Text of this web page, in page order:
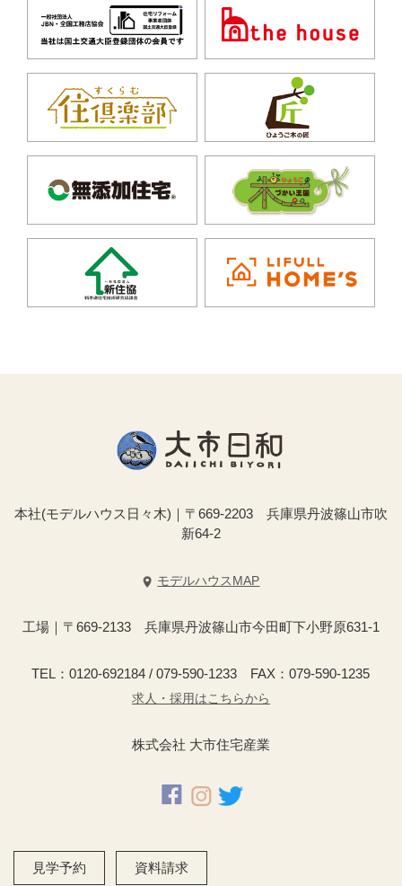
本社(モデルハウス日々木)｜〒669-2203 兵庫県丹波篠山市吹
新64-2
モデルハウスMAP
工場｜〒669-2133 兵庫県丹波篠山市今田町下小野原631-1
TEL：0120-692184 / 079-590-1233 FAX：079-590-1235
求人・採用はこちらから
株式会社 大市住宅産業
見学予約 資料請求